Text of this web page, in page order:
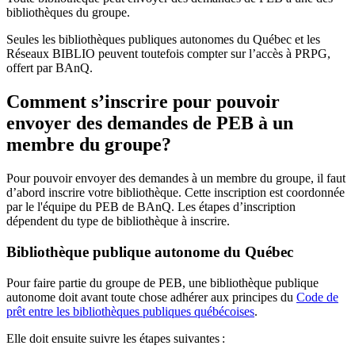
bibliothèques du groupe.
Seules les bibliothèques publiques autonomes du Québec et les
Réseaux BIBLIO peuvent toutefois compter sur l’accès à PRPG,
offert par BAnQ.
Comment s’inscrire pour pouvoir
envoyer des demandes de PEB à un
membre du groupe?
Pour pouvoir envoyer des demandes à un membre du groupe, il faut
d’abord inscrire votre bibliothèque. Cette inscription est coordonnée
par le l'équipe du PEB de BAnQ. Les étapes d’inscription
dépendent du type de bibliothèque à inscrire.
Bibliothèque publique autonome du Québec
Pour faire partie du groupe de PEB, une bibliothèque publique
autonome doit avant toute chose adhérer aux principes du Code de
prêt entre les bibliothèques publiques québécoises.
Elle doit ensuite suivre les étapes suivantes :